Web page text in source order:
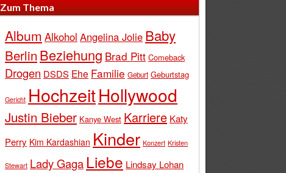
Zum Thema
Album Alkohol Angelina Jolie Baby
Berlin Beziehung Brad Pitt Comeback
Drogen DSDS Ehe Familie Geburt Geburtstag
Gericht HochzeitHollywood
Justin Bieber Kanye West Karriere Katy
Perry Kim Kardashian Kinder Konzert Kristen
Stewart Lady Gaga Liebe Lindsay Lohan